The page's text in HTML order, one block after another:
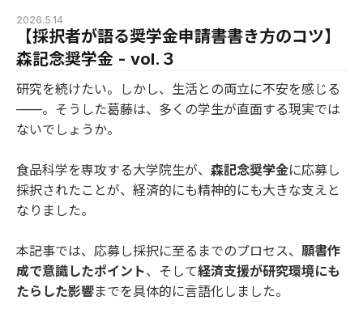
2026.5.14
【採択者が語る奨学金申請書書き方のコツ】
森記念奨学金 - vol.３
研究を続けたい。しかし、生活との両立に不安を感じる
——。そうした葛藤は、多くの学生が直面する現実では
ないでしょうか。
食品科学を専攻する大学院生が、 森記念奨学金に応募し
採択されたことが、経済的にも精神的にも大きな支えと
なりました。
本記事では、応募し採択に至るまでのプロセス、 願書作
成で意識したポイント、そして経済支援が研究環境にも
たらした影響までを具体的に言語化しました。